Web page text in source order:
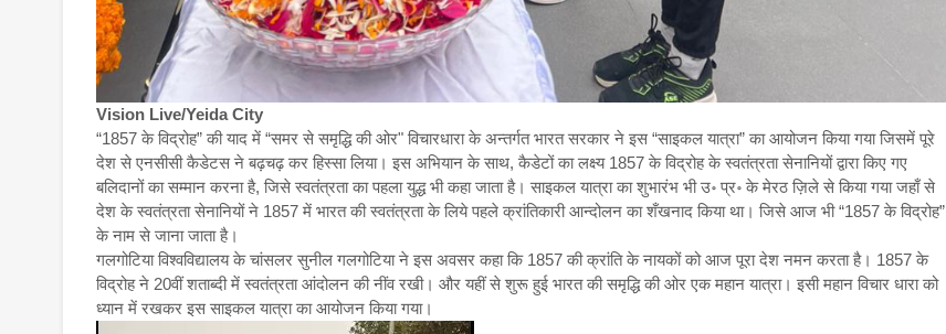
Vision Live/Yeida City
“1857 के विद्रोह” की याद में “समर से समृद्धि की ओर" विचारधारा के अन्तर्गत भारत सरकार ने इस “साइकल यात्रा” का आयोजन किया गया जिसमें पूरे
देश से एनसीसी कैडेटस ने बढ़चढ़ कर हिस्सा लिया। इस अभियान के साथ, कैडेटों का लक्ष्य 1857 के विद्रोह के स्वतंत्रता सेनानियों द्वारा किए गए
बलिदानों का सम्मान करना है, जिसे स्वतंत्रता का पहला युद्ध भी कहा जाता है। साइकल यात्रा का शुभारंभ भी उ॰ प्र॰ के मेरठ ज़िले से किया गया जहाँ से
देश के स्वतंत्रता सेनानियों ने 1857 में भारत की स्वतंत्रता के लिये पहले क्रांतिकारी आन्दोलन का शँखनाद किया था। जिसे आज भी “1857 के विद्रोह”
के नाम से जाना जाता है।
गलगोटिया विश्वविद्यालय के चांसलर सुनील गलगोटिया ने इस अवसर कहा कि 1857 की क्रांति के नायकों को आज पूरा देश नमन करता है। 1857 के
विद्रोह ने 20वीं शताब्दी में स्वतंत्रता आंदोलन की नींव रखी। और यहीं से शुरू हुई भारत की समृद्धि की ओर एक महान यात्रा। इसी महान विचार धारा को
ध्यान में रखकर इस साइकल यात्रा का आयोजन किया गया।